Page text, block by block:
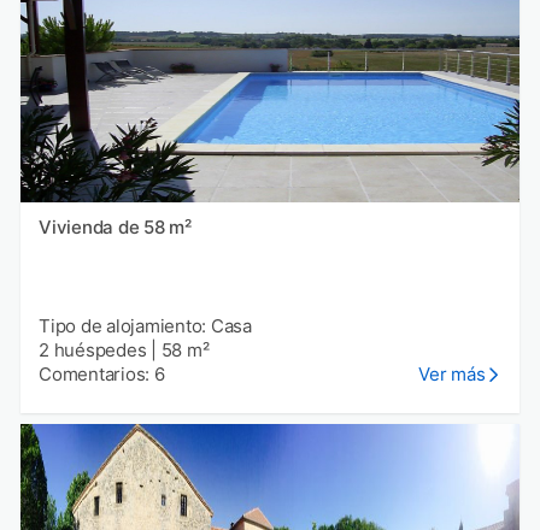
Vivienda de 58 m²
Tipo de alojamiento: Casa
2 huéspedes
58 m²
Comentarios: 6
Ver más